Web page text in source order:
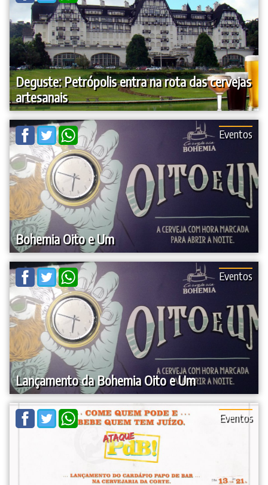
Deguste: Petrópolis entra na rota das cervejas
artesanais
Bohemia Oito e Um
Eventos
Lançamento da Bohemia Oito e Um
Eventos
Eventos